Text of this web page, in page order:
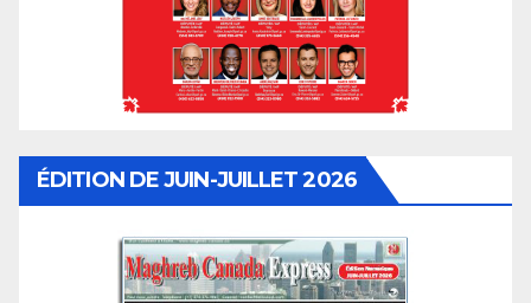
ÉDITION DE JUIN-JUILLET 2026